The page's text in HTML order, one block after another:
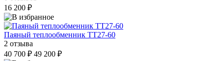
16 200 ₽
Паяный теплообменник ТТ27-60
2 отзыва
40 700 ₽ 49 200 ₽